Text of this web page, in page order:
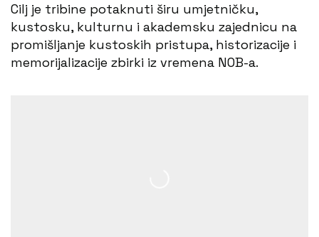
Cilj je tribine potaknuti širu umjetničku,
kustosku, kulturnu i akademsku zajednicu na
promišljanje kustoskih pristupa, historizacije i
memorijalizacije zbirki iz vremena NOB-a.